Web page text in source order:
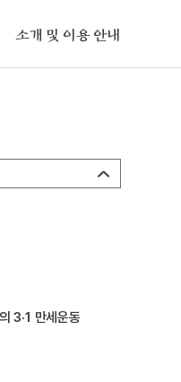
소개 및 이용 안내
3·1 만세운동